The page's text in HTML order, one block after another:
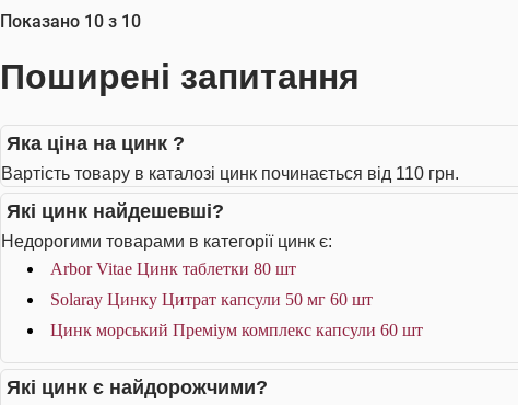
АНАЛОГИ
Показано 10 з 10
Поширені запитання
Яка ціна на цинк ?
Вартість товару в каталозі цинк починається від 110 грн.
Які цинк найдешевші?
Недорогими товарами в категорії цинк є:
Arbor Vitae Цинк таблетки 80 шт
Solaray Цинку Цитрат капсули 50 мг 60 шт
Цинк морський Преміум комплекс капсули 60 шт
Які цинк є найдорожчими?